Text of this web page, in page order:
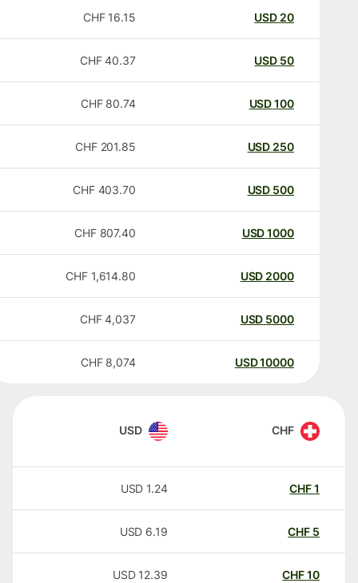
20
USD
16.15
CHF
50
USD
40.37
CHF
100
USD
80.74
CHF
250
USD
201.85
CHF
500
USD
403.70
CHF
1000
USD
807.40
CHF
2000
USD
1,614.80
CHF
5000
USD
4,037
CHF
10000
USD
8,074
CHF
CHF
USD
CHF
1.24
USD
CHF
6.19
USD
CHF
12.39
USD